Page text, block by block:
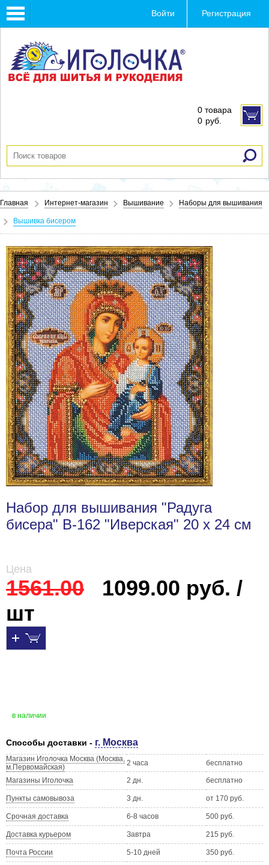
Toggle
navigation
Войти Регистрация
0 товара
0 руб.
Главная Интернет-магазин Вышивание Наборы для вышивания
Вышивка бисером
Набор для вышивания "Радуга
бисера" В-162 "Иверская" 20 х 24 см
Цена
1561.00
1099.00 руб. /
шт
в наличии
Способы доставки - г. Москва
Магазин Иголочка Москва (Москва,
м.Первомайская)
2 часа бесплатно
Магазины Иголочка 2 дн. бесплатно
Пункты самовывоза 3 дн. от 170 руб.
Срочная доставка 6-8 часов 500 руб.
Доставка курьером Завтра 215 руб.
Почта России 5-10 дней 350 руб.